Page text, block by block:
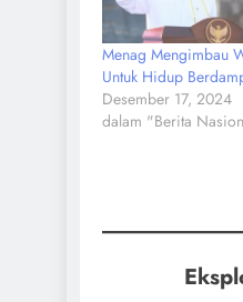
Menag Mengimbau
Untuk Hidup
Desember 17, 2024
dalam "Berita